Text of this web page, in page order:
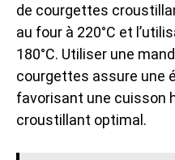
de courgettes
au four à 220°C et
180°C. Utiliser une
courgettes assure une
favorisant une cuisson
croustillant optimal.